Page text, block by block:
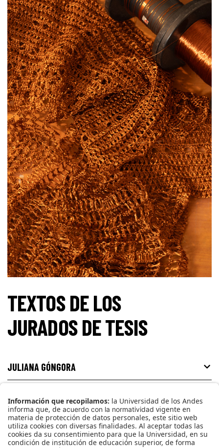
TEXTOS DE LOS
JURADOS DE TESIS
JULIANA GÓNGORA
16